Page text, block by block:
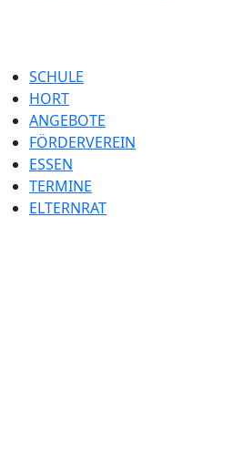
SCHULE
HORT
ANGEBOTE
FÖRDERVEREIN
ESSEN
TERMINE
ELTERNRAT